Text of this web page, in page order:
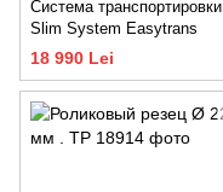
Система транспортировки
Slim System Easytrans
18 990 Lei